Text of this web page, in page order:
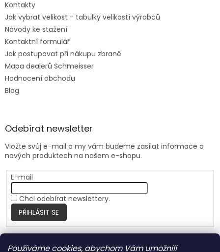
Používáme cookies, abychom Vám umožnili
Kontakty
Jak vybrat velikost - tabulky velikostí výrobců
Návody ke stažení
Kontaktní formulář
Jak postupovat při nákupu zbraně
Mapa dealerů Schmeisser
Hodnocení obchodu
Blog
Odebírat newsletter
Vložte svůj e-mail a my vám budeme zasílat informace o
nových produktech na našem e-shopu.
E-mail
Chci odebírat newslettery.
PŘIHLÁSIT SE